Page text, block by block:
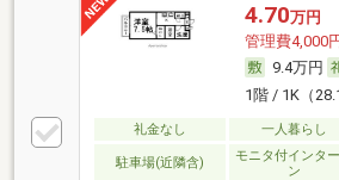
4.70万円
管理費4,000
9.4万円
1階 / 1K（
礼金なし 一人暮らし
駐車場(近隣含)
モニタ付インタ
ン